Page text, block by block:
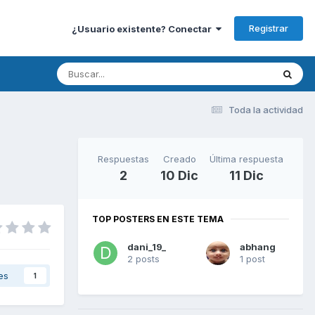
¿Usuario existente? Conectar Registrar
Toda la actividad
1
Respuestas
2
Creado
10 Dic
Última respuesta
11 Dic
TOP POSTERS EN ESTE TEMA
dani_19_
2 posts
abhang
1 post